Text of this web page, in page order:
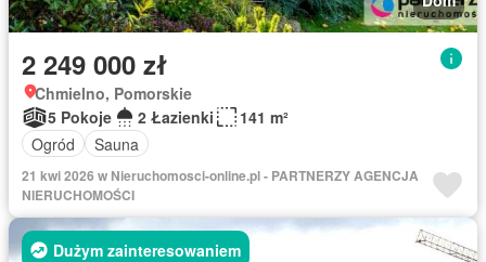
2 249 000 zł
Chmielno, Pomorskie
5 Pokoje
2 Łazienki
141 m²
Ogród
Sauna
21 kwi 2026 w Nieruchomosci-online.pl - PARTNERZY AGENCJA
NIERUCHOMOŚCI
Dużym zainteresowaniem